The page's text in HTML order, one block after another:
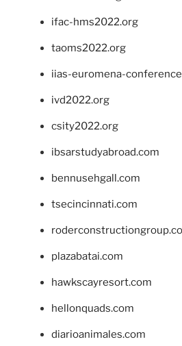
ifac-hms2022.org
taoms2022.org
iias-euromena-
ivd2022.org
csity2022.org
ibsarstudyabroad.com
bennusehgall.com
tsecincinnati.com
plazabatai.com
hawkscayresort.com
hellonquads.com
diarioanimales.com